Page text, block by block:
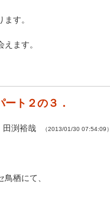
す。
ます。
ト２の３．
渕裕哉 （2013/01/30 07:54:09）
栖にて、